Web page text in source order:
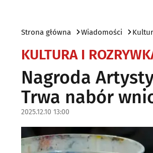
Strona główna Wiadomości
KULTURA I
Nagroda
Trwa nabór
2025.12.10 13:00